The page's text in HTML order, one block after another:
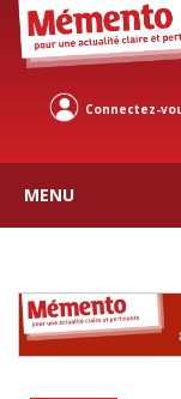
Connectez-
MENU